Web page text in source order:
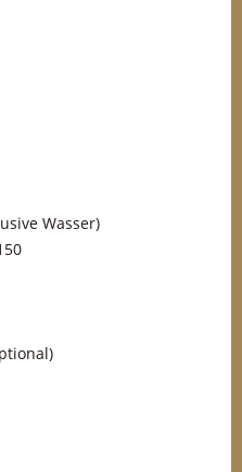
Wasser)